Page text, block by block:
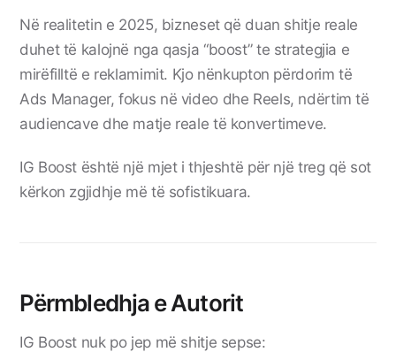
Në realitetin e 2025, bizneset që duan shitje reale
duhet të kalojnë nga qasja “boost” te strategjia e
mirëfilltë e reklamimit. Kjo nënkupton përdorim të
Ads Manager, fokus në video dhe Reels, ndërtim të
audiencave dhe matje reale të konvertimeve.
IG Boost është një mjet i thjeshtë për një treg që sot
kërkon zgjidhje më të sofistikuara.
Përmbledhja e Autorit
IG Boost nuk po jep më shitje sepse: